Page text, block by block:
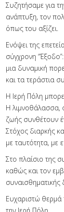
Συζητήσαμε για
ανάπτυξη, τον
όπως του αξίζει.
Ενόψει της
σύγχρονη “Έξοδο”:
μια δυναμική
και τα τεράστια
Η Ιερή Πόλη
Η λιμνοθάλασσα,
ζωής συνθέτουν
Στόχος διαρκής
με ταυτότητα, με
Στο πλαίσιο της
καθώς και τον
Ευχαριστώ θερμά